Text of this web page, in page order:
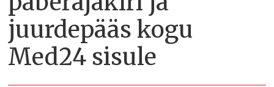
juurdepääs kogu
Med24 sisule